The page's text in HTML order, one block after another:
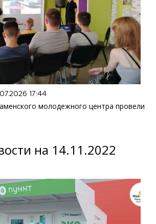
17:44
молодежного центра провели
на 14.11.2022